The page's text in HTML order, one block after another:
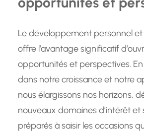
Le développement personnel
offre l’avantage significatif
opportunités et perspectives.
dans notre croissance et notre
nous élargissons nos horizons,
nouveaux domaines d’intérêt
préparés à saisir les occasions